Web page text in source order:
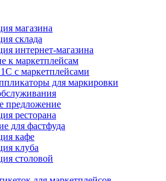
магазина
склада
интернет-магазина
к маркетплейсам
с маркетплейсами
для маркировки
предложение
ресторана
для фастфуда
кафе
клуба
столовой